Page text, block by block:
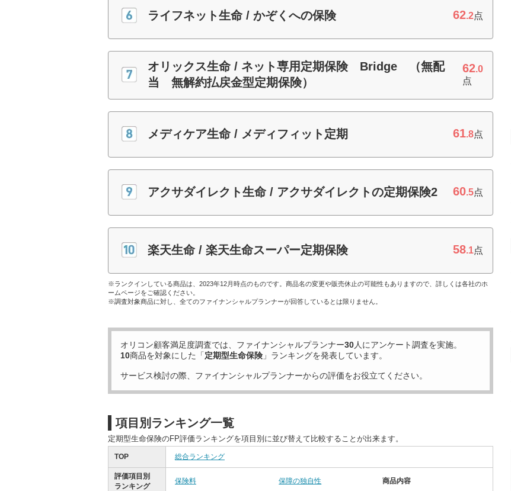
ライフネット生命 / かぞくへの保険 62.2点
オリックス生命 / ネット専用定期保険 Bridge （無配
当 無解約払戻金型定期保険）
62.0
点
メディケア生命 / メディフィット定期 61.8点
アクサダイレクト生命 / アクサダイレクトの定期保険2 60.5点
楽天生命 / 楽天生命スーパー定期保険 58.1点
※ランクインしている商品は、2023年12月時点のものです。商品名の変更や販売休止の可能性もありますので、詳しくは各社のホ
ームページをご確認ください。
※調査対象商品に対し、全てのファイナンシャルプランナーが回答しているとは限りません。
オリコン顧客満足度調査では、ファイナンシャルプランナー30人にアンケート調査を実施。
10商品を対象にした「定期型生命保険 」ランキングを発表しています。
サービス検討の際、ファイナンシャルプランナーからの評価をお役立てください。
項目別ランキング一覧
定期型生命保険のFP評価ランキングを項目別に並び替えて比較することが出来ます。
TOP 総合ランキング
評価項目別
ランキング
保険料 保障の独自性 商品内容